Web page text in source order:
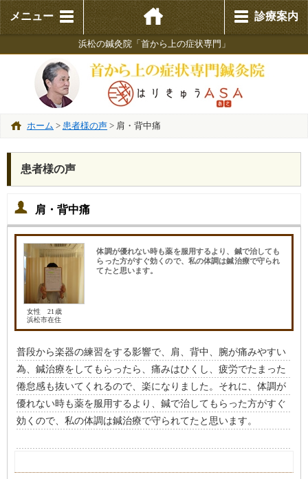
メニュー 診療案内
浜松の鍼灸院「首から上の症状専門」
ホーム > 患者様の声 > 肩・背中痛
患者様の声
肩・背中痛
女性 21歳
浜松市在住
体調が優れない時も薬を服用するより、鍼で治しても
らった方がすぐ効くので、私の体調は鍼治療で守られ
てたと思います。
普段から楽器の練習をする影響で、肩、背中、腕が痛みやすい
為、鍼治療をしてもらったら、痛みはひくし、疲労でたまった
倦怠感も抜いてくれるので、楽になりました。それに、体調が
優れない時も薬を服用するより、鍼で治してもらった方がすぐ
効くので、私の体調は鍼治療で守られてたと思います。